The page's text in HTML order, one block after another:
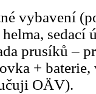
vybavení
helma, sedací
prusíků –
+
OÄV).